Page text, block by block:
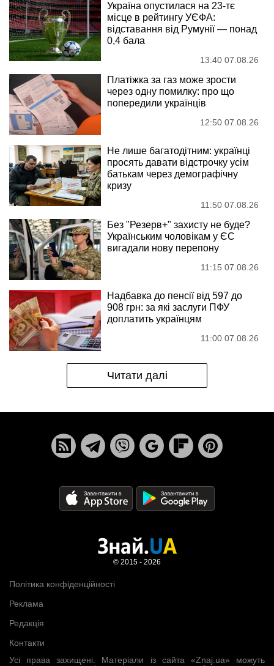
Україна опустилася на 23-тє
місце в рейтингу УЄФА:
відставання від Румунії — понад
0,4 бала
13:40 07.08.26
Платіжка за газ може зрости
через одну помилку: про що
попередили українців
12:50 07.08.26
Не лише багатодітним: українці
просять давати відстрочку усім
батькам через демографічну
кризу
11:50 07.08.26
Без "Резерв+" захисту не буде?
Українським чоловікам у ЄС
вигадали нову перепону
11:15 07.08.26
Надбавка до пенсії від 597 до
908 грн: за які заслуги ПФУ
доплатить українцям
11:00 07.08.26
Читати далі
Усі права захищені. Матеріали із сайта «Znaj.ua» можуть
Політика конфіденційності
Реклама
Редакція
Контакти
© 2015 - 2026